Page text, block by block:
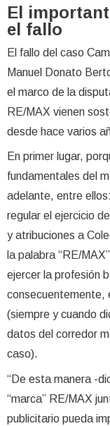
El
el fallo
El fallo del caso
Manuel Donato
el marco de la
RE/MAX vienen
desde hace varios
En primer lugar,
fundamentales del
adelante, entre
regular el ejercicio
y atribuciones a
la palabra “RE/
ejercer la profesión
consecuentemente,
(siempre y cuando
datos del corredor
caso).
“De esta manera -
“marca” RE/MAX
publicitario pueda